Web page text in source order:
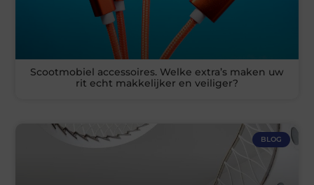
Scootmobiel accessoires. Welke extra’s maken uw
rit echt makkelijker en veiliger?
BLOG